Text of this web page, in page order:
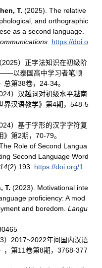
T. (2025). The relative
and orthographic
as a second language.
https://doi.o
2025）正字法知识在初级阶
以泰国高中学习者笔顺
第38卷，24-34。
）汉越词对初级水平越南
界汉语教学》第4期，548-5
）基于字形的汉字字符复
第2期，70-79。
Role of Second Langua
Second Language Word
(2):193. https://doi.org/1
T. (2023). Motivational inte
proficiency: A mod
and boredom.Langu
）2017~2022年间国内汉语
，第11卷第8期，3768-377